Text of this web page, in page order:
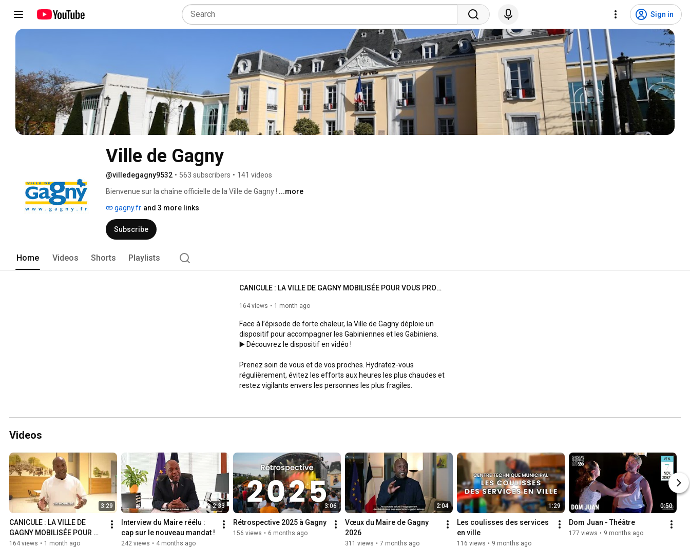
Sign in
Ville de Gagny
@villedegagny9532 • 563 subscribers • 141 videos
Bienvenue sur la chaîne officielle de la Ville de Gagny ! ...more
gagny.fr and 3 more links
Subscribe
Home Videos Shorts Playlists
CANICULE : LA VILLE DE GAGNY MOBILISÉE POUR VOUS PROTÉGER
164 views 1 month ago
Face à l’épisode de forte chaleur, la Ville de Gagny déploie un
dispositif pour accompagner les Gabiniennes et les Gabiniens.
▶️ Découvrez le dispositif en vidéo !
Prenez soin de vous et de vos proches. Hydratez-vous
régulièrement, évitez les efforts aux heures les plus chaudes et
restez vigilants envers les personnes les plus fragiles.
Videos
3:29
CANICULE : LA VILLE DE
GAGNY MOBILISÉE POUR
VOUS PROTÉGER
164 views • 1 month ago
2:33
Interview du Maire réélu :
cap sur le nouveau mandat !
242 views • 4 months ago
3:06
Rétrospective 2025 à Gagny
156 views • 6 months ago
2:04
Vœux du Maire de Gagny
2026
311 views • 7 months ago
1:29
Les coulisses des services
en ville
116 views • 9 months ago
0:50
Dom Juan - Théâtre
177 views • 9 months ago